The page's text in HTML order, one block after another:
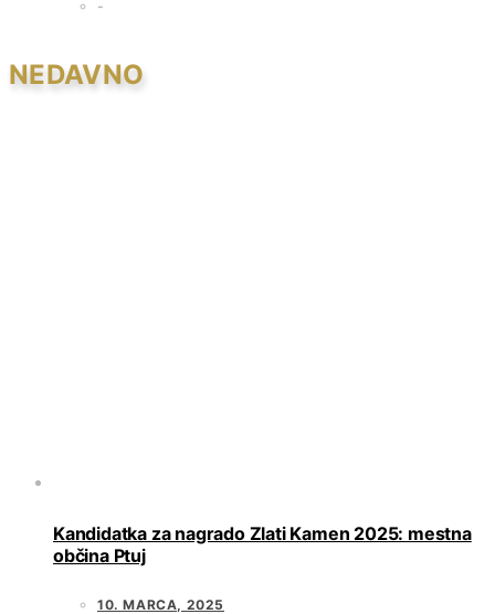
NEDAVNO
Kandidatka za nagrado Zlati Kamen 2025: mestna
občina Ptuj
10. MARCA, 2025